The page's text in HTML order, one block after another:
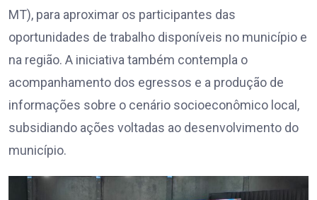
MT), para aproximar os participantes das
oportunidades de trabalho disponíveis no município e
na região. A iniciativa também contempla o
acompanhamento dos egressos e a produção de
informações sobre o cenário socioeconômico local,
subsidiando ações voltadas ao desenvolvimento do
município.